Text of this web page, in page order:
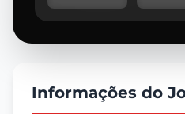
Informações do